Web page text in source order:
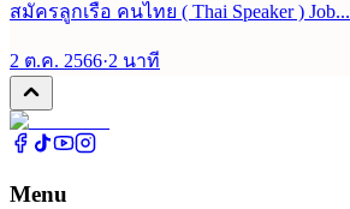
สมัครลูกเรือ คนไทย ( Thai Speaker ) Job...
2 ต.ค. 2566·2 นาที
Menu